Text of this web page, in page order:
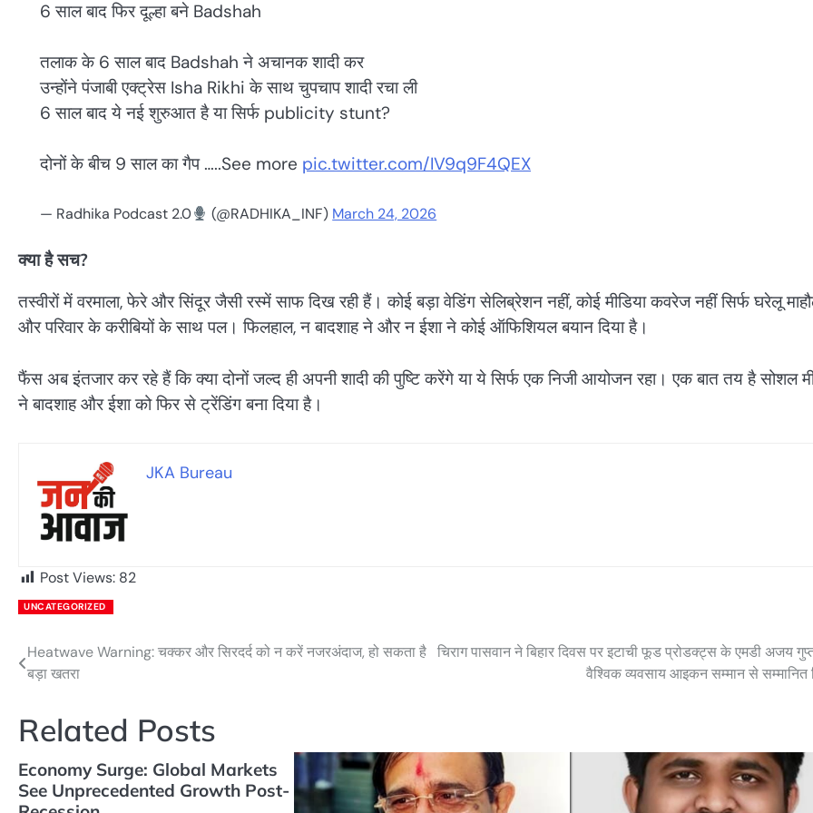
6 साल बाद फिर दूल्हा बने Badshah
तलाक के 6 साल बाद Badshah ने अचानक शादी कर
उन्होंने पंजाबी एक्ट्रेस Isha Rikhi के साथ चुपचाप शादी रचा ली
6 साल बाद ये नई शुरुआत है या सिर्फ publicity stunt?
दोनों के बीच 9 साल का गैप …..See more pic.twitter.com/IV9q9F4QEX
— Radhika Podcast 2.0 (@RADHIKA_INF) March 24, 2026
क्या है सच?
तस्वीरों में वरमाला, फेरे और सिंदूर जैसी रस्में साफ दिख रही हैं। कोई बड़ा वेडिंग सेलिब्रेशन नहीं, कोई मीडिया कवरेज नहीं सिर्फ घरेलू
और परिवार के करीबियों के साथ पल। फिलहाल, न बादशाह ने और न ईशा ने कोई ऑफिशियल बयान दिया है।
फैंस अब इंतजार कर रहे हैं कि क्या दोनों जल्द ही अपनी शादी की पुष्टि करेंगे या ये सिर्फ एक निजी आयोजन रहा। एक बात तय है सोशल
ने बादशाह और ईशा को फिर से ट्रेंडिंग बना दिया है।
JKA Bureau
Post Views: 82
UNCATEGORIZED
Post
navigation
Heatwave Warning: चक्कर और सिरदर्द को न करें नजरअंदाज, हो सकता है
बड़ा खतरा
चिराग पासवान ने बिहार दिवस पर इटाची फूड प्रोडक्ट्स के एमडी अजय
वैश्विक व्यवसाय आइकन सम्मान से सम्मानित
Related Posts
Economy Surge: Global Markets
See Unprecedented Growth Post-